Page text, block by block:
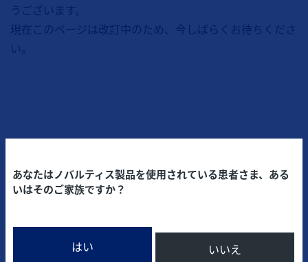
うございます。
現在このページは改訂中のため、今しばらくお待ちくださ
い。
あなたはノバルティス製品を使用されている患者さま、ある
いはそのご家族ですか？
はい いいえ